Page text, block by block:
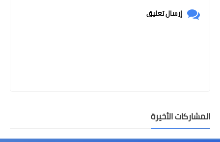
إرسال تعليق
المشاركات الأخيرة